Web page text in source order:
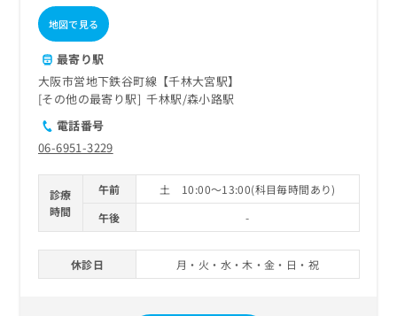
地図で見る
最寄り駅
大阪市営地下鉄谷町線【千林大宮駅】
その他の最寄り駅
千林駅 森小路駅
電話番号
06-6951-3229
診療
時間
午前
土 10:00～13:00(科目毎時間あり)
午後
-
休診日 月・火・水・木・金・日・祝